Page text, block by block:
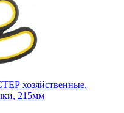
хозяйственные,
215мм